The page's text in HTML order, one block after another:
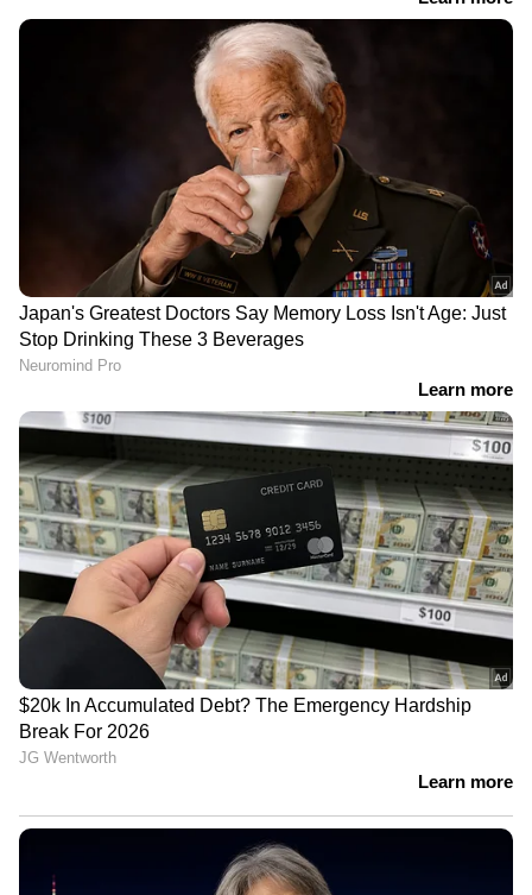
പുതിയ സ്‌പ്ലെൻഡർ ഒറ്റ നോട്ടത്തിൽ
എഞ്ചിൻ: 100 CC
പവർ: 7.9 BHP
ടോർക്ക്: 8.05 ന്യൂട്ടൺ മീറ്റർ
മൈലേജ്: 73 kmpl
വാറൻ്റി: 5 വർഷം അല്ലെങ്കിൽ 70,000 കി.മീ.
ഈ ഫീച്ചറുകൾ ലഭ്യമാണ്
ഇതിന് പൂർണ്ണമായും ഡിജിറ്റൽ ഇൻസ്ട്രുമെൻ്റ്
ക്ലസ്റ്റർ ഉണ്ട്. ഇതിൽ എക്കണോമി
ഇൻഡിക്കേറ്റർ, സർവീസ് റിമൈൻഡർ, സൈഡ്
സ്റ്റാൻഡ് ഇൻഡിക്കേറ്റർ, ബ്ലൂടൂത്ത് കണക്റ്റിവിറ്റി
തുടങ്ങിയ സൗകര്യങ്ങൾ ലഭിക്കും. നിങ്ങളുടെ
സ്‌മാർട്ട്‌ഫോണിനെ ഈ ബൈക്കുമായി
ബന്ധിപ്പിക്കാൻ കഴിയും, അതുവഴി യാത്ര
ചെയ്യുമ്പോൾ നിങ്ങൾക്ക് SMS, കോൾ, ബാറ്ററി
അലേർട്ടുകൾ എന്നിവ ലഭിക്കും.